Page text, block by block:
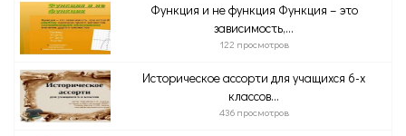
Функция и не функция Функция – это
зависимость,...
122 просмотров
Историческое ассорти для учащихся 6-х
классов...
436 просмотров